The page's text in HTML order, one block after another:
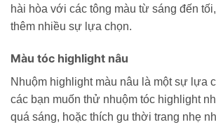
hài hòa với các tông màu từ sáng đến
thêm nhiều sự lựa chọn.
Màu tóc highlight nâu
Nhuộm highlight màu nâu là một sự lựa
các bạn muốn thử nhuộm tóc highlight
quá sáng, hoặc thích gu thời trang nhẹ